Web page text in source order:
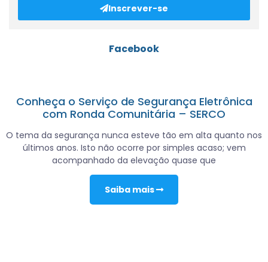
Inscrever-se
Facebook
Conheça o Serviço de Segurança Eletrônica
com Ronda Comunitária – SERCO
O tema da segurança nunca esteve tão em alta quanto nos
últimos anos. Isto não ocorre por simples acaso; vem
acompanhado da elevação quase que
Saiba mais